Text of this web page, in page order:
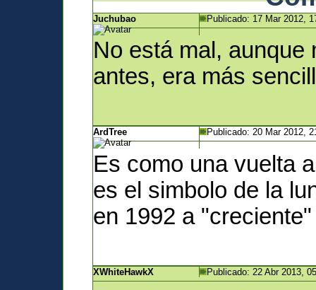
Juchubao Publicado: 17 Mar 2012,
No está mal, aunque
antes, era más
ArdTree Publicado: 20 Mar 2012,
Es como una vuelta
es el simbolo de la
en 1992 a
XWhiteHawkX Publicado: 22 Abr 2013,